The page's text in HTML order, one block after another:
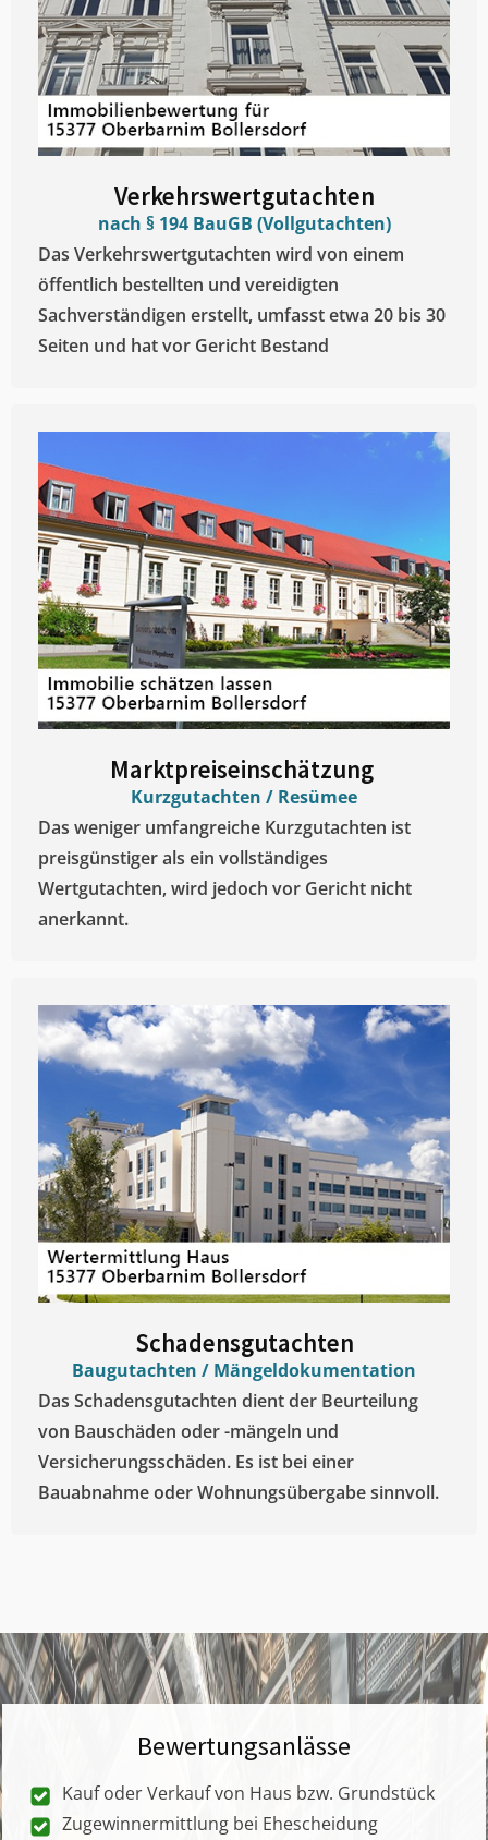
Verkehrswertgutachten
nach § 194 BauGB (Vollgutachten)
Das Verkehrswertgutachten wird von einem
öffentlich bestellten und vereidigten
Sachverständigen erstellt, umfasst etwa 20 bis 30
Seiten und hat vor Gericht Bestand
Marktpreiseinschätzung ​
Kurzgutachten / Resümee
Das weniger umfangreiche Kurzgutachten ist
preisgünstiger als ein vollständiges
Wertgutachten, wird jedoch vor Gericht nicht
anerkannt.
Schadensgutachten
Baugutachten / Mängeldokumentation
Das Schadensgutachten dient der Beurteilung
von Bauschäden oder -mängeln und
Versicherungsschäden. Es ist bei einer
Bauabnahme oder Wohnungsübergabe sinnvoll.
Bewertungsanlässe
Kauf oder Verkauf von Haus bzw. Grundstück
Zugewinnermittlung bei Ehescheidung